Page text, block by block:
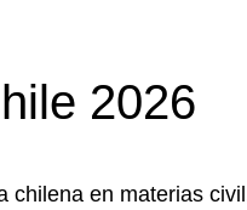
2026
chilena en materias